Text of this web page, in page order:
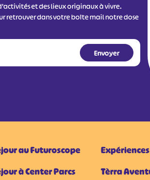
et des lieux originaux à vivre.
retrouver dans votre boîte mail notre dose
au Futuroscope
à Center Parcs
Tèrra